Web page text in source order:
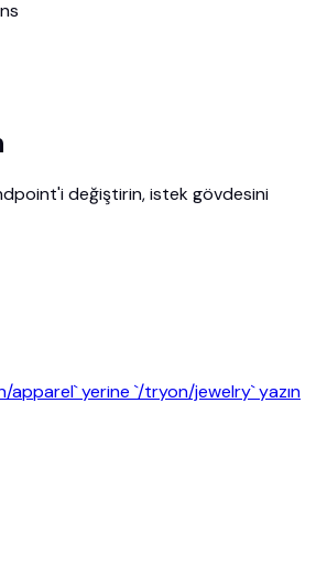
değiştirin, istek gövdesini
apparel` yerine `/tryon/jewelry` yazın